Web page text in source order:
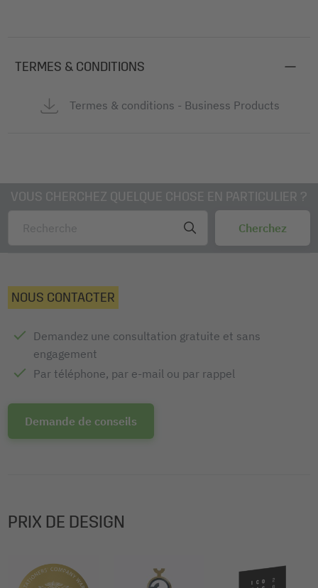
TERMES & CONDITIONS
Termes & conditions - Business Products
VOUS CHERCHEZ QUELQUE CHOSE EN PARTICULIER ?
NOUS CONTACTER
Demandez une consultation gratuite et sans
engagement
Par téléphone, par e-mail ou par rappel
Demande de conseils
PRIX DE DESIGN